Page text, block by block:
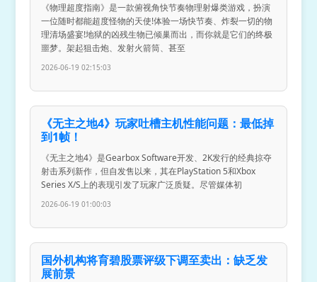
《物理超度指南》是一款俯视角快节奏物理射爆类游戏，扮演
一位随时都能超度怪物的天使!体验一场快节奏、炸裂一切的物
理清场盛宴!地狱的凶残生物已倾巢而出，而你就是它们的终极
噩梦。架起狙击炮、发射火箭筒、甚至
2026-06-19 02:15:03
《无主之地4》玩家吐槽主机性能问题：最低掉
到1帧！
《无主之地4》是Gearbox Software开发、2K发行的经典掠夺
射击系列新作，但自发售以来，其在PlayStation 5和Xbox
Series X/S上的表现引发了玩家广泛质疑。尽管媒体初
2026-06-19 01:00:03
国外机构将育碧股票评级下调至卖出：缺乏发
展前景